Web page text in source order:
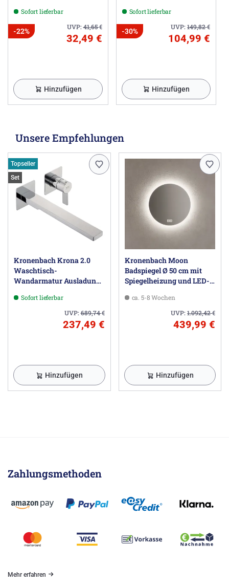
Sofort lieferbar
UVP:41,65€
-22%
32,49 €
Hinzufügen
Sofort lieferbar
UVP:149,82€
-30%
104,99 €
Hinzufügen
Unsere Empfehlungen
Topseller
Set
Kronenbach Krona 2.0
Waschtisch-
Wandarmatur Ausladung
Sofort lieferbar
UVP:689,74€
237,49 €
Hinzufügen
Kronenbach Moon
Badspiegel Ø 50 cm mit
Spiegelheizung und LED-
ca. 5-8 Wochen
UVP:1.092,42€
439,99 €
Hinzufügen
Zahlungsmethoden
Mehr erfahren